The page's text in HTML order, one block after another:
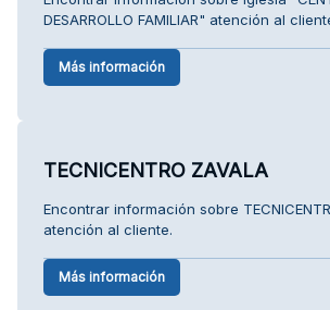
DESARROLLO FAMILIAR" atención al
Más información
TECNICENTRO ZAVALA
Encontrar información sobre
atención al cliente.
Más información